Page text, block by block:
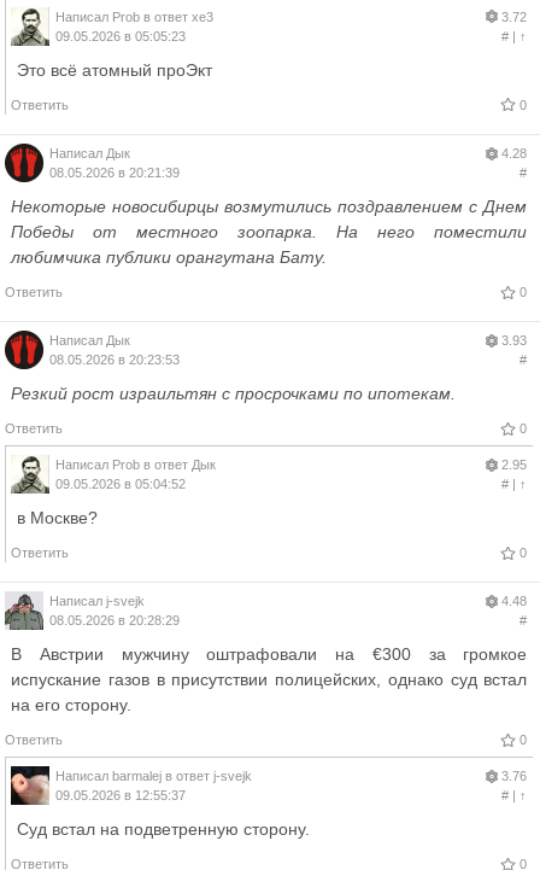
Написал Prob в ответ xe3
09.05.2026 в 05:05:23
3.72
#| ↑
Это всё атомный проЭкт
Ответить 0
Написал Дык
08.05.2026 в 20:21:39
4.28
#
Некоторые новосибирцы возмутились поздравлением с Днем
Победы от местного зоопарка. На него поместили
любимчика публики орангутана Бату.
Ответить 0
Написал Дык
08.05.2026 в 20:23:53
3.93
#
Резкий рост израильтян с просрочками по ипотекам.
Ответить 0
Написал Prob в ответ Дык
09.05.2026 в 05:04:52
2.95
#| ↑
в Москве?
Ответить 0
Написал j-svejk
08.05.2026 в 20:28:29
4.48
#
В Австрии мужчину оштрафовали на €300 за громкое
испускание газов в присутствии полицейских, однако суд встал
на его сторону.
Ответить 0
Написал barmalej в ответ j-svejk
09.05.2026 в 12:55:37
3.76
#| ↑
Суд встал на подветренную сторону.
Ответить 0